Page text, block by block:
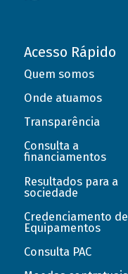
Acesso Rápido
Quem somos
Onde atuamos
Transparência
Consulta a
financiamentos
Resultados para a
sociedade
Credenciamento de
Equipamentos
Consulta PAC